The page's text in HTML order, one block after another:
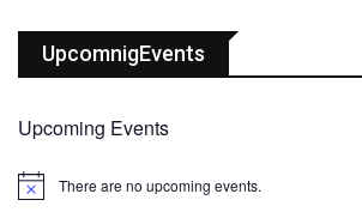
UpcomnigEvents
Upcoming Events
N
There are no upcoming events.